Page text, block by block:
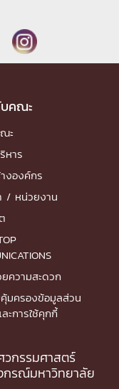
คณะ
ะ
หาร
งองค์กร
/ หน่วยงาน
ความสะดวก
มครองข้อมูลส่วน
ะการใช้คุกกี้
กรรมศาสตร์
กรณ์มหาวิทยาลัย